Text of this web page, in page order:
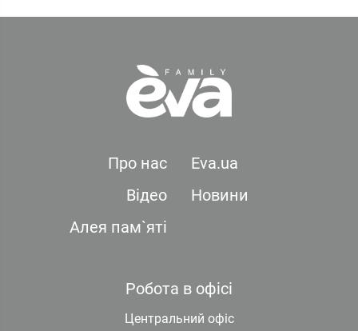
Про нас
Eva.ua
Відео
Новини
Алея пам`яті
Робота в офісі
Центральний офіс